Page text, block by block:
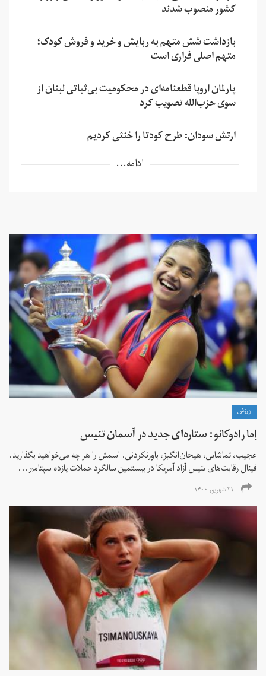
کشور منصوب شدند
بازداشت شش متهم به ربایش و خرید و فروش کودک؛
متهم اصلی فراری است
پارلمان اروپا قطعنامه‌ای در محکومیت بی‌ثباتی لبنان از
سوی حزب‌الله تصویب کرد
ارتش سودان: طرح کودتا را خنثی کردیم
ادامه...
ورزش
اِما رادوکانو: ستاره‌ای جدید در آسمان تنیس
عجیب، تماشایی، هیجان‌انگیز، باورنکردنی. اسمش را هر چه می‌خواهید بگذارید.
فینال رقابت‌های تنیس آزاد آمریکا در بیستمین سالگرد حملات یازده سپتامبر...
۲۱ شهریور ۱۴۰۰